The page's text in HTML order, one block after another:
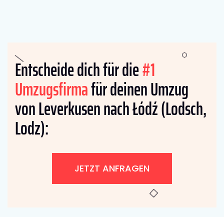
Entscheide dich für die#1
Umzugsfirmafür deinen Umzug
von Leverkusen nach Łódź (Lodsch,
Lodz):
JETZT ANFRAGEN